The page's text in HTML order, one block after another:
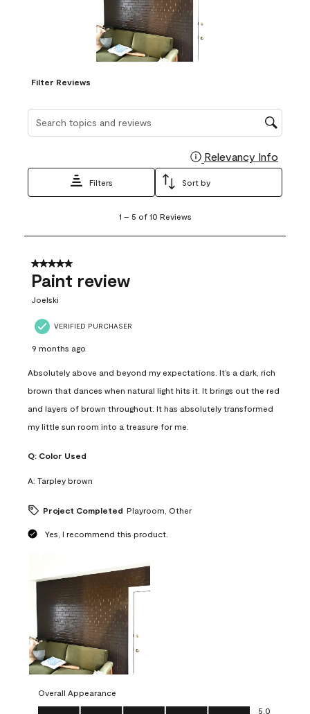
Filter Reviews
Relevancy Info
Filters Sort by
5
10
Reviews
1 – 5 of 10 Reviews
5 out of 5 stars.
Paint review
Joelski
VERIFIED PURCHASER
9 months ago
Absolutely above and beyond my expectations. It’s a dark, rich
brown that dances when natural light hits it. It brings out the red
and layers of brown throughout. It has absolutely transformed
my little sun room into a treasure for me.
Q: Color Used
A: Tarpley brown
Project Completed Playroom, Other
Yes, I recommend this product.
Overall Appearance
Overall Appearance, 5.0 out of 5
5.0